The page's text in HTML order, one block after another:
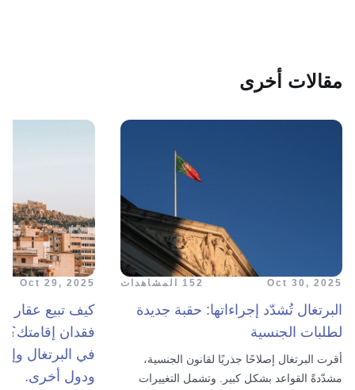
مقالات أخرى
Oct 30, 2025 152 المشاهدات
البرتغال تُشدّد إجراءاتها: حقبة جديدة
لطلبات الجنسية
أقرت البرتغال إصلاحًا جذريًا لقانون الجنسية،
مشدّدةً القواعد بشكل كبير. وتشمل التغييرات
Oct 29, 2025
كيف تبيع
فقدان إقامتك؟
في البرتغال
ودول أخرى.